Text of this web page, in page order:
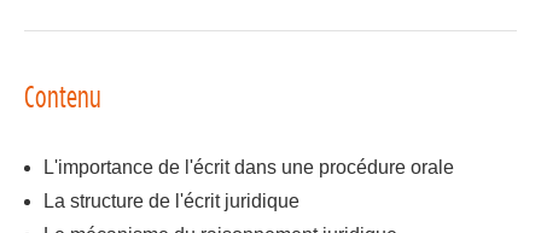
Contenu
L'importance de l'écrit dans une procédure orale
La structure de l'écrit juridique